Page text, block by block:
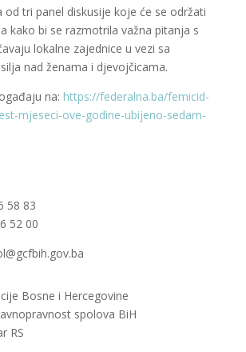
od tri panel diskusije koje će se održati
kako bi se razmotrila važna pitanja s
lokalne zajednice u vezi sa
nad ženama i djevojčicama.
na: https://federalna.ba/femicid-
mjeseci-ove-godine-ubijeno-sedam-
58 83
52 00
Bosne i Hercegovine
spolova BiH
RS